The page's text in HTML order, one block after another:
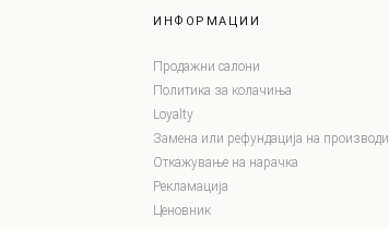
ИНФОРМАЦИИ
Продажни салони
Политика за колачиња
Loyalty
Замена или рефундација на производи
Откажување на нарачка
Рекламација
Ценовник